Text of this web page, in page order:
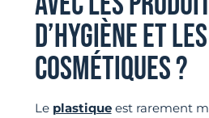
D’HYGIÈNE ET LES
COSMÉTIQUES ?
Le plastiqueest rarement